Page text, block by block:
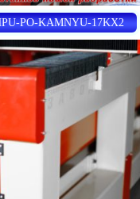
PO-KAMNYU-17KX2